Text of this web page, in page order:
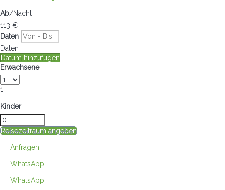
Ab/Nacht
113 €
Daten
Daten
Datum hinzufügen
Erwachsene
1
Kinder
Reisezeitraum angeben
Anfragen
WhatsApp
WhatsApp